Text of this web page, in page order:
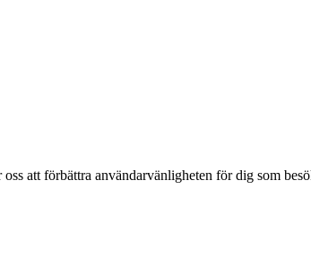
att förbättra användarvänligheten för dig som